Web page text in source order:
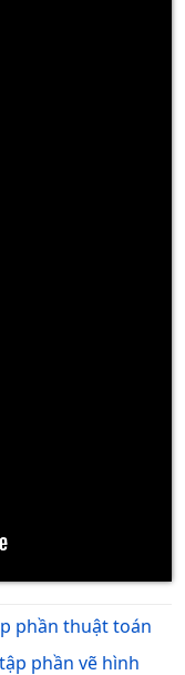
phần thuật toán
phần vẽ hình